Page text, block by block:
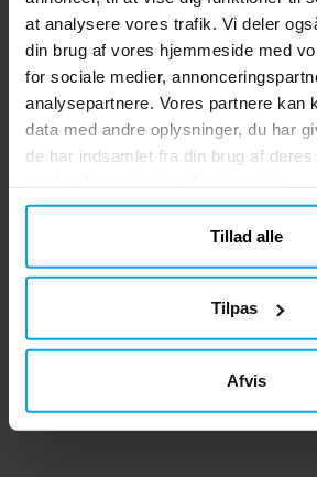
at analysere vores trafik. Vi deler
din brug af vores hjemmeside med
for sociale medier,
analysepartnere. Vores partnere kan
data med andre oplysninger, du har
de har indsamlet fra din brug af
Tillad alle
Tilpas
Afvis